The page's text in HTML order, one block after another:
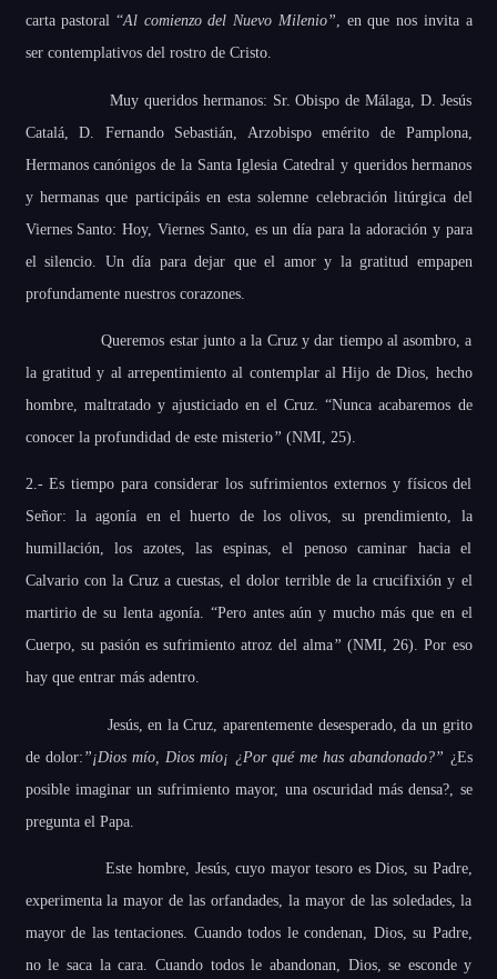
carta pastoral “Al comienzo del Nuevo Milenio”, en que nos invita a
ser contemplativos del rostro de Cristo.
Muy queridos hermanos: Sr. Obispo de Málaga, D. Jesús
Catalá, D. Fernando Sebastián, Arzobispo emérito de Pamplona,
Hermanos canónigos de la Santa Iglesia Catedral y queridos hermanos
y hermanas que participáis en esta solemne celebración litúrgica del
Viernes Santo: Hoy, Viernes Santo, es un día para la adoración y para
el silencio. Un día para dejar que el amor y la gratitud empapen
profundamente nuestros corazones.
Queremos estar junto a la Cruz y dar tiempo al asombro, a
la gratitud y al arrepentimiento al contemplar al Hijo de Dios, hecho
hombre, maltratado y ajusticiado en el Cruz. “Nunca acabaremos de
conocer la profundidad de este misterio” (NMI, 25).
2.- Es tiempo para considerar los sufrimientos externos y físicos del
Señor: la agonía en el huerto de los olivos, su prendimiento, la
humillación, los azotes, las espinas, el penoso caminar hacia el
Calvario con la Cruz a cuestas, el dolor terrible de la crucifixión y el
martirio de su lenta agonía. “Pero antes aún y mucho más que en el
Cuerpo, su pasión es sufrimiento atroz del alma” (NMI, 26). Por eso
hay que entrar más adentro.
Jesús, en la Cruz, aparentemente desesperado, da un grito
de dolor: ”¡Dios mío, Dios mío¡ ¿Por qué me has abandonado?” ¿Es
posible imaginar un sufrimiento mayor, una oscuridad más densa?, se
pregunta el Papa.
Este hombre, Jesús, cuyo mayor tesoro es Dios, su Padre,
experimenta la mayor de las orfandades, la mayor de las soledades, la
mayor de las tentaciones. Cuando todos le condenan, Dios, su Padre,
no le saca la cara. Cuando todos le abandonan, Dios, se esconde y